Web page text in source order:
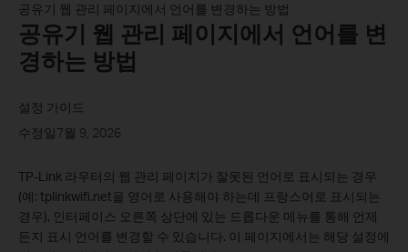
공유기 웹 관리 페이지에서 언어를 변경하는 방법
공유기 웹 관리 페이지에서 언어를 변
경하는 방법
설정 가이드
수정일7월 9, 2026
TP-Link 라우터의 웹 관리 페이지가 잘못된 언어로 표시되는 경우
(예: tplinkwifi.net을 영어로 사용해야 하는데 프랑스어로 표시되는
경우), 인터페이스 오른쪽 상단에 있는 드롭다운 메뉴를 통해 언제
든지 표시 언어를 변경할 수 있습니다. 이 페이지에서는 해당 설정에